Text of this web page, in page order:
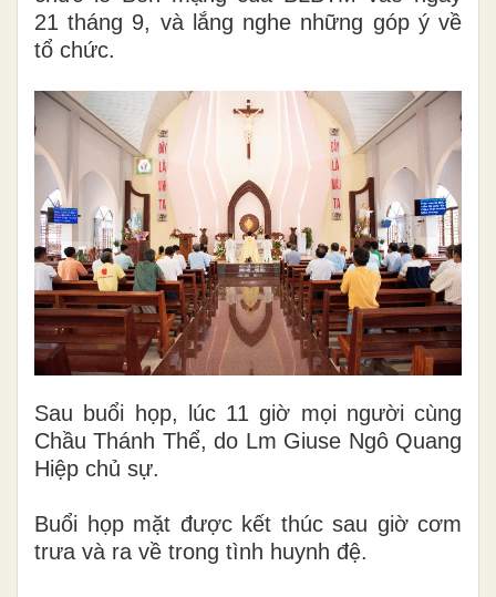
21 tháng 9, và lắng nghe những góp ý về
tổ chức.
Sau buổi họp, lúc 11 giờ mọi người cùng
Chầu Thánh Thể, do Lm Giuse Ngô Quang
Hiệp chủ sự.
Buổi họp mặt được kết thúc sau giờ cơm
trưa và ra về trong tình huynh đệ.